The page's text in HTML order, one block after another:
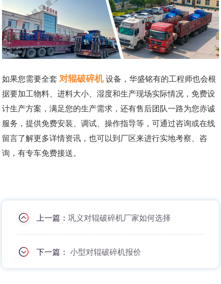
如果您需要全套 对辊破碎机 设备，华盛铭有的工程师也会根
据要加工物料、进料大小、湿度和生产现场实际情况，免费设
计生产方案，满足您的生产需求，还有售后团队一路为您赤诚
服务，提供免费安装、调试、操作指导等，可通过咨询或在线
留言了解更多详情资讯，也可以到厂区来进行实地考察、咨
询，有专车免费接送。
上一篇：巩义对辊破碎机厂家如何选择
下一篇：小型对辊破碎机报价